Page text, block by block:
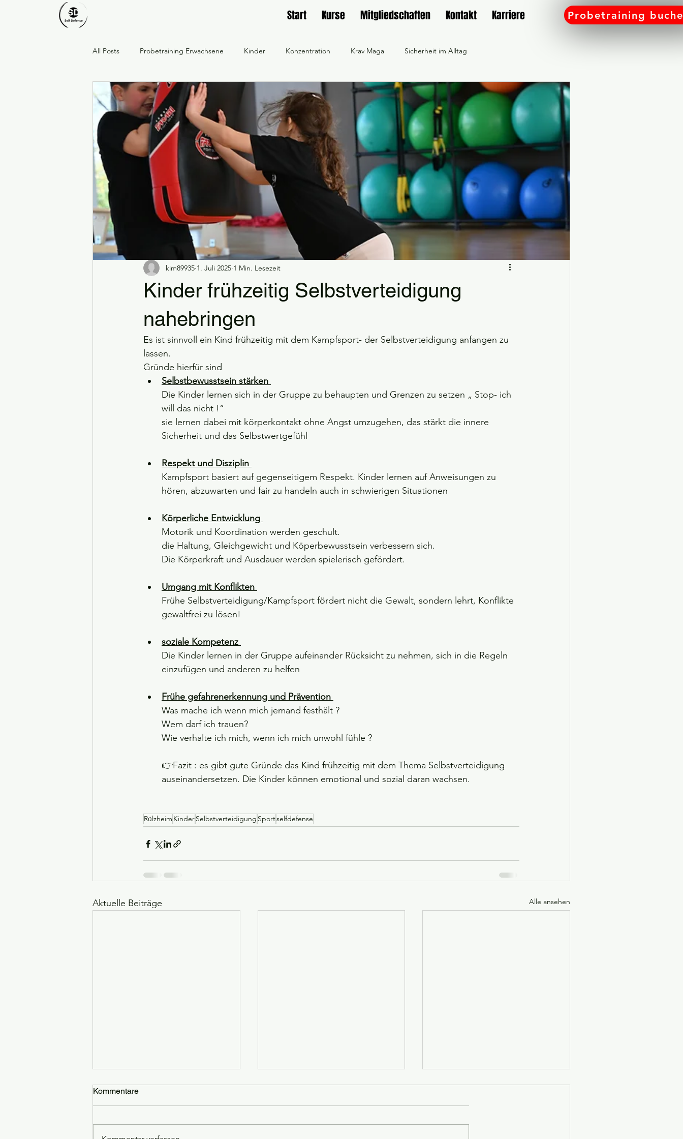
Start Kurse Mitgliedschaften Kontakt Karriere Probetraining
All Posts Probetraining Erwachsene Kinder Konzentration Krav Maga Sicherheit im Alltag
Respekt · Stärke · Gemeinschaft Aikido Lichtschwert Frauengruppe Workout Familie
Dankeschön an unsere Mitglieder feiern Sicherheit und Vertrauen Selbstbewusstsein Gutschein Workshop
Frühling Probetraining online buchen Workshop online buchen Männergruppe bei SD Rülzheim
Frauenguppe bei SD Rülzheim Gemischte Gruppe bei SD Rülzheim Wir feuern die SG Südpfalz an Sport
Mitglied werden nach dem Probetraining Ferienzeiten bei SD Self Defense
Kinder frühzeitig Selbstverteidigung
nahebringen
kim89935 1. Juli 2025 1 Min. Lesezeit
Es ist sinnvoll ein Kind frühzeitig mit dem Kampfsport- der Selbstverteidigung anfangen zu
lassen.
Gründe hierfür sind
Selbstbewusstsein stärken
Die Kinder lernen sich in der Gruppe zu behaupten und Grenzen zu setzen „ Stop- ich
will das nicht !“
sie lernen dabei mit körperkontakt ohne Angst umzugehen, das stärkt die innere
Sicherheit und das Selbstwertgefühl
Respekt und Disziplin
Kampfsport basiert auf gegenseitigem Respekt. Kinder lernen auf Anweisungen zu
hören, abzuwarten und fair zu handeln auch in schwierigen Situationen
Körperliche Entwicklung
Motorik und Koordination werden geschult.
die Haltung, Gleichgewicht und Köperbewusstsein verbessern sich.
Die Körperkraft und Ausdauer werden spielerisch gefördert.
Umgang mit Konflikten
Frühe Selbstverteidigung/Kampfsport fördert nicht die Gewalt, sondern lehrt, Konflikte
gewaltfrei zu lösen!
soziale Kompetenz
Die Kinder lernen in der Gruppe aufeinander Rücksicht zu nehmen, sich in die Regeln
einzufügen und anderen zu helfen
Frühe gefahrenerkennung und Prävention
Was mache ich wenn mich jemand festhält ?
Wem darf ich trauen?
Wie verhalte ich mich, wenn ich mich unwohl fühle ?
👉Fazit : es gibt gute Gründe das Kind frühzeitig mit dem Thema Selbstverteidigung
auseinandersetzen. Die Kinder können emotional und sozial daran wachsen.
Rülzheim KinderSelbstverteidigung Sportselfdefense
Aktuelle Beiträge Alle ansehen
Kommentare